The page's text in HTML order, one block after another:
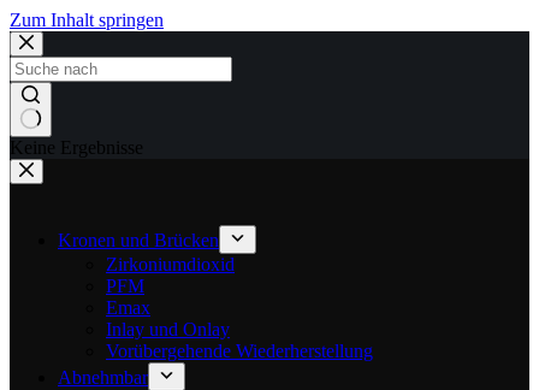
Zum Inhalt springen
Keine Ergebnisse
Kronen und Brücken
Zirkoniumdioxid
PFM
Emax
Inlay und Onlay
Vorübergehende Wiederherstellung
Abnehmbar